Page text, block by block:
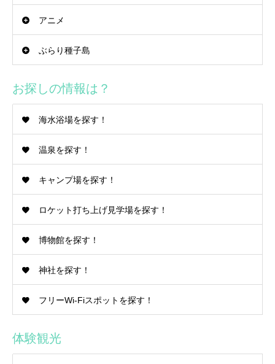
アニメ
ぶらり種子島
お探しの情報は？
海水浴場を探す！
温泉を探す！
キャンプ場を探す！
ロケット打ち上げ見学場を探す！
博物館を探す！
神社を探す！
フリーWi-Fiスポットを探す！
体験観光